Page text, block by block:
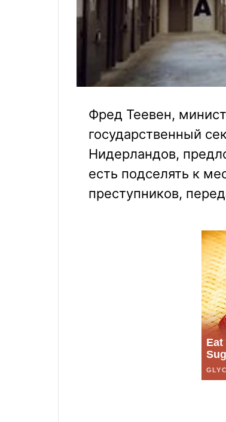
Фред Теевен,
государственный
Нидерландов,
есть подселять к
преступников,